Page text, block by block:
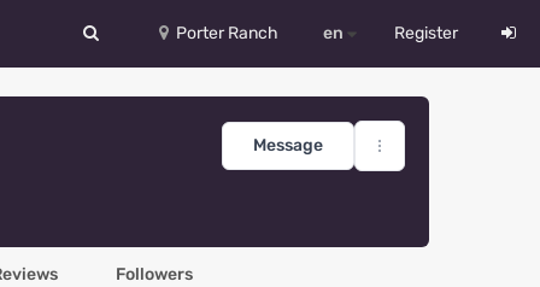
Porter Ranch en
中文
Deutsch
Español
Register
Message
Followers